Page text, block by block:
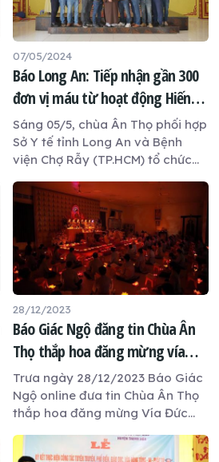
lan Báo hiếu”.
07/05/2024
Báo Long An: Tiếp nhận gần 300
đơn vị máu từ hoạt động Hiến
máu nhân đạo
Sáng 05/5, chùa Ân Thọ phối hợp
Sở Y tế tỉnh Long An và Bệnh
viện Chợ Rẫy (TP.HCM) tổ chức
đợt 16 năm 2024. Chương trình
nhận được sự quan tâm của
nhiều người dân trên địa bàn
tỉnh, tiếp nhận 299 đơn vị máu.
28/12/2023
Báo Giác Ngộ đăng tin Chùa Ân
Thọ thắp hoa đăng mừng vía
Đức Phật A Di Đà năm 2023
Trưa ngày 28/12/2023 Báo Giác
Ngộ online đưa tin Chùa Ân Thọ
thắp hoa đăng mừng Vía Đức